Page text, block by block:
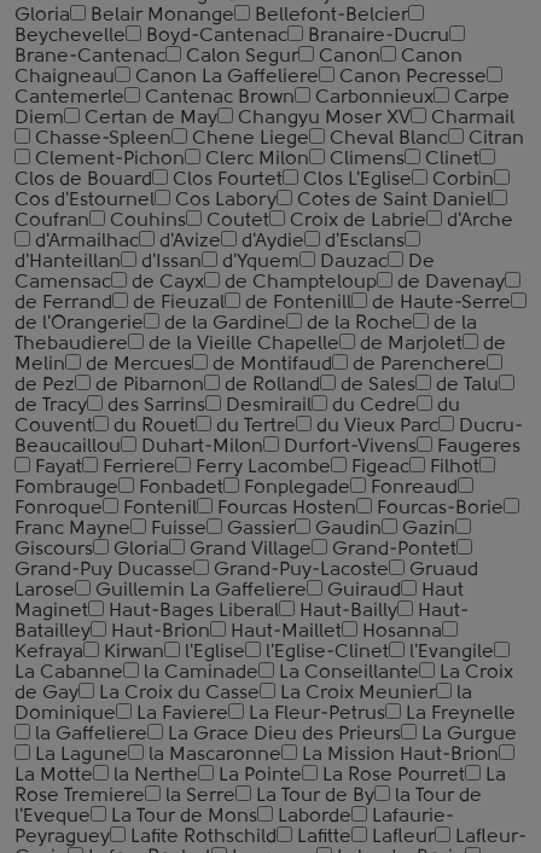
Gloria
Belair Monange
Bellefont-Belcier
Beychevelle
Boyd-Cantenac
Branaire-Ducru
Brane-Cantenac
Calon Segur Canon
Canon
Chaigneau
Canon La Gaffeliere
Canon Pecresse
Cantemerle
Cantenac Brown Carbonnieux
Carpe
Diem
Certan de May Changyu Moser XV
Charmail
Chasse-Spleen
Chene Liege Cheval Blanc
Citran
Clement-Pichon
Clerc Milon Climens
Clinet
Clos de Bouard
Clos Fourtet Clos L'Eglise
Corbin
Cos d'Estournel
Cos Labory
Cotes de Saint Daniel
Coufran
Couhins Coutet Croix de Labrie
d'Arche
d'Armailhac
d'Avize d'Aydie
d'Esclans
d'Hanteillan
d'Issan d'Yquem Dauzac
De
Camensac
de Cayx de Champteloup
de Davenay
de Ferrand
de Fieuzal de Fontenill
de Haute-Serre
de l'Orangerie
de la Gardine de la Roche
de la
Thebaudiere
de la Vieille Chapelle de Marjolet
de
Melin
de Mercues de Montifaud
de Parenchere
de Pez
de Pibarnon de Rolland de Sales
de Talu
de Tracy
des Sarrins Desmirail du Cedre
du
Couvent
du Rouet du Tertre du Vieux Parc
Ducru-
Beaucaillou
Duhart-Milon Durfort-Vivens
Faugeres
Fayat
Ferriere Ferry Lacombe Figeac
Filhot
Fombrauge
Fonbadet Fonplegade
Fonreaud
Fonroque
Fontenil Fourcas Hosten
Fourcas-Borie
Franc Mayne
Fuisse Gassier Gaudin
Gazin
Giscours
Gloria Grand Village
Grand-Pontet
Grand-Puy Ducasse
Grand-Puy-Lacoste
Gruaud
Larose
Guillemin La Gaffeliere Guiraud
Haut
Maginet
Haut-Bages Liberal Haut-Bailly
Haut-
Batailley
Haut-Brion Haut-Maillet
Hosanna
Kefraya
Kirwan l'Eglise l'Eglise-Clinet
l'Evangile
La Cabanne
la Caminade La Conseillante
La Croix
de Gay
La Croix du Casse La Croix Meunier
la
Dominique
La Faviere La Fleur-Petrus
La Freynelle
la Gaffeliere
La Grace Dieu des Prieurs
La Gurgue
La Lagune
la Mascaronne
La Mission Haut-Brion
La Motte
la Nerthe La Pointe La Rose Pourret
La
Rose Tremiere
la Serre La Tour de By
la Tour de
l'Eveque
La Tour de Mons Laborde
Lafaurie-
Peyraguey
Lafite Rothschild Lafitte Lafleur
Lafleur-